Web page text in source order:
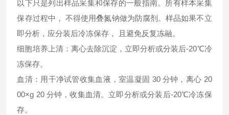
以下只是列出样品采集和保存的一般指南。所有样本采集
保存过程中， 不得使用叠氮钠做为防腐剂。样品如果不立
即分析，应分装后冷冻保存， 且避免反复冻融。
细胞培养上清：离心去除沉淀，立即分析或分装后-20℃冷
冻保存。
血清：用干净试管收集血液，室温凝固 30 分钟，离心 20
00×g 20 分钟，收集血清。立即分析或分装后-20℃冷冻保
存。